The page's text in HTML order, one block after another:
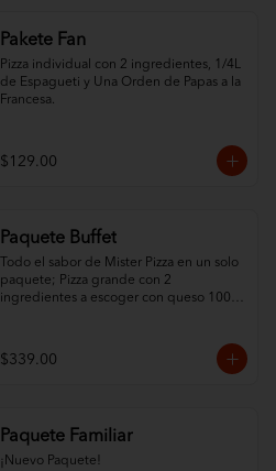
Pakete Fan
Pizza individual con 2 ingredientes, 1/4L
de Espagueti y Una Orden de Papas a la
Francesa.
$129.00
Paquete Buffet
Todo el sabor de Mister Pizza en un solo
paquete; Pizza grande con 2
ingredientes a escoger con queso 100%
criss cut horneadas y refresco de la
familia Pepsi de 1.5L.
$339.00
Paquete Familiar
¡Nuevo Paquete!